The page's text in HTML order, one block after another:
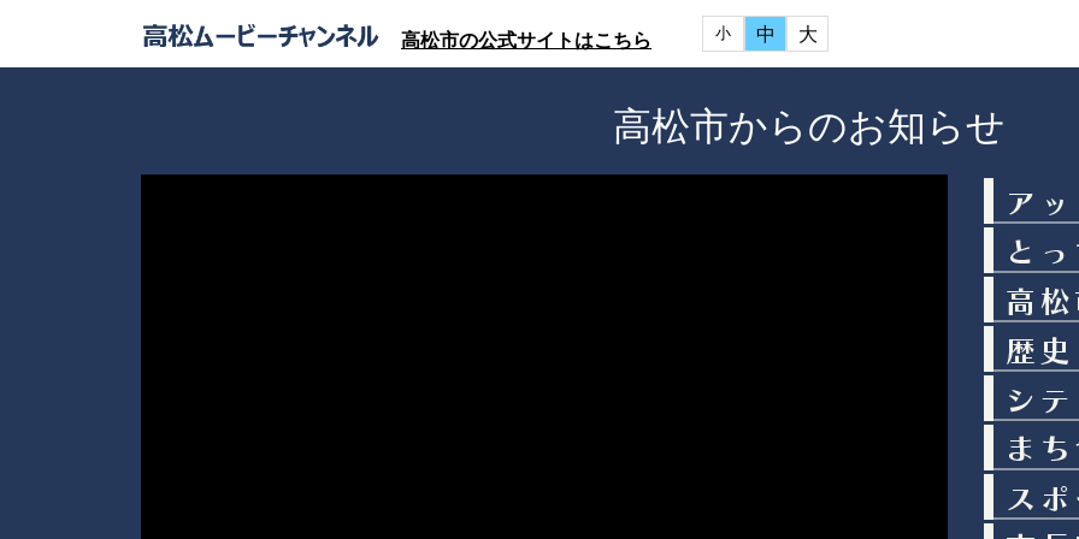
高松市の公式サイトはこちら 小 中 大
高松市からのお知らせ